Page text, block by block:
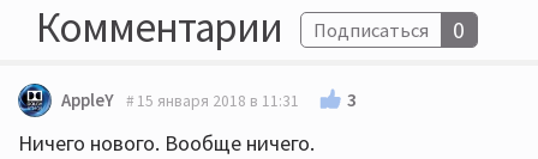
Комментарии Подписаться 0
AppleY 15 января 2018 в 11:31 3
Ничего нового. Вообще ничего.